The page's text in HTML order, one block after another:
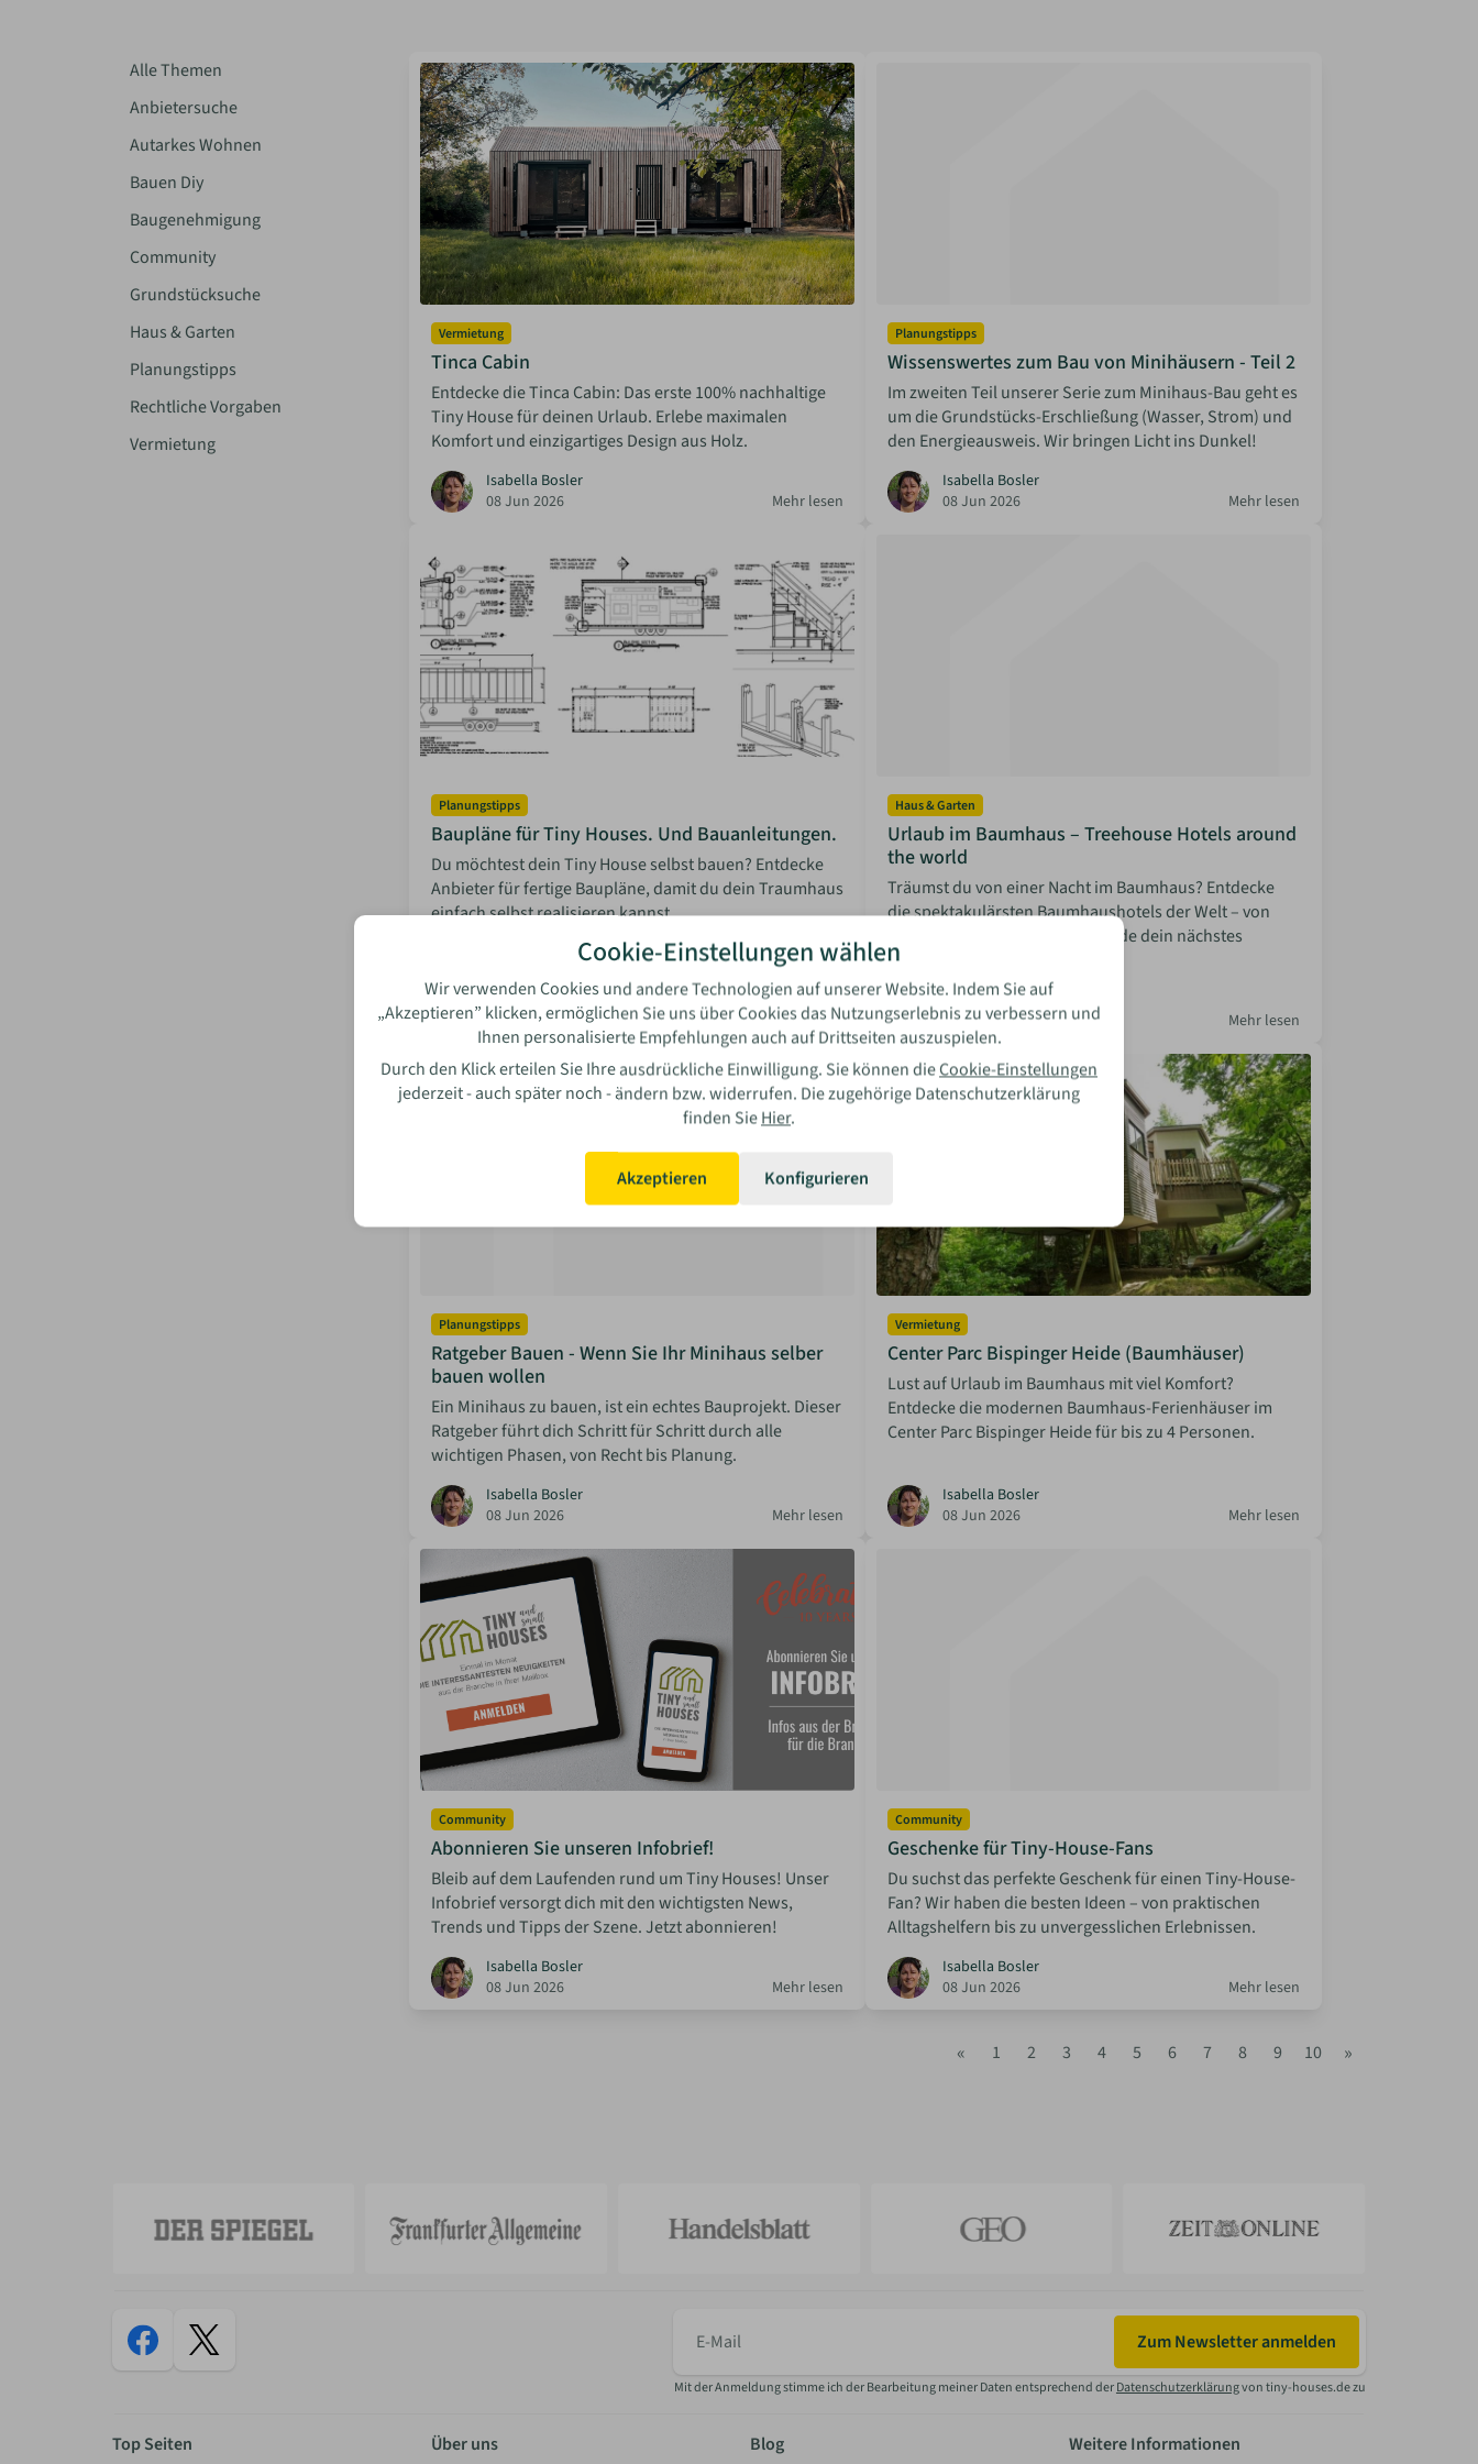
Alle Themen
Anbietersuche
Autarkes Wohnen
Bauen Diy
Baugenehmigung
Community
Grundstücksuche
Haus & Garten
Planungstipps
Rechtliche Vorgaben
Vermietung
Vermietung
Tinca Cabin
Entdecke die Tinca Cabin: Das erste 100% nachhaltige
Tiny House für deinen Urlaub. Erlebe maximalen
Komfort und einzigartiges Design aus Holz.
Isabella Bosler
08 Jun 2026
Mehr lesen
Planungstipps
Wissenswertes zum Bau von Minihäusern - Teil 2
Im zweiten Teil unserer Serie zum Minihaus-Bau geht es
um die Grundstücks-Erschließung (Wasser, Strom) und
den Energieausweis. Wir bringen Licht ins Dunkel!
Isabella Bosler
08 Jun 2026
Mehr lesen
Planungstipps
Baupläne für Tiny Houses. Und Bauanleitungen.
Du möchtest dein Tiny House selbst bauen? Entdecke
Anbieter für fertige Baupläne, damit du dein Traumhaus
einfach selbst realisieren kannst.
Isabella Bosler
08 Jun 2026
Mehr lesen
Haus & Garten
Urlaub im Baumhaus – Treehouse Hotels around
the world
Träumst du von einer Nacht im Baumhaus? Entdecke
die spektakulärsten Baumhaushotels der Welt – von
Deutschland bis Schweden. Finde dein nächstes
Abenteuer!
Isabella Bosler
08 Jun 2026
Mehr lesen
Planungstipps
Ratgeber Bauen - Wenn Sie Ihr Minihaus selber
bauen wollen
Ein Minihaus zu bauen, ist ein echtes Bauprojekt. Dieser
Ratgeber führt dich Schritt für Schritt durch alle
wichtigen Phasen, von Recht bis Planung.
Isabella Bosler
08 Jun 2026
Mehr lesen
Vermietung
Center Parc Bispinger Heide (Baumhäuser)
Lust auf Urlaub im Baumhaus mit viel Komfort?
Entdecke die modernen Baumhaus-Ferienhäuser im
Center Parc Bispinger Heide für bis zu 4 Personen.
Isabella Bosler
08 Jun 2026
Mehr lesen
Community
Abonnieren Sie unseren Infobrief!
Bleib auf dem Laufenden rund um Tiny Houses! Unser
Infobrief versorgt dich mit den wichtigsten News,
Trends und Tipps der Szene. Jetzt abonnieren!
Isabella Bosler
08 Jun 2026
Mehr lesen
Community
Geschenke für Tiny-House-Fans
Du suchst das perfekte Geschenk für einen Tiny-House-
Fan? Wir haben die besten Ideen – von praktischen
Alltagshelfern bis zu unvergesslichen Erlebnissen.
Isabella Bosler
08 Jun 2026
Mehr lesen
« 1 2 3 4 5 6 7 8 9 10 »
Cookie-Einstellungen wählen
Wir verwenden Cookies und andere Technologien auf unserer Website. Indem Sie auf
„Akzeptieren” klicken, ermöglichen Sie uns über Cookies das Nutzungserlebnis zu verbessern und
Ihnen personalisierte Empfehlungen auch auf Drittseiten auszuspielen.
Durch den Klick erteilen Sie Ihre ausdrückliche Einwilligung. Sie können dieCookie-Einstellungen
jederzeit - auch später noch - ändern bzw. widerrufen. Die zugehörige Datenschutzerklärung
finden SieHier.
Akzeptieren Konfigurieren
Mail
Zum Newsletter anmelden
Mit der Anmeldung stimme ich der Bearbeitung meiner Daten entsprechend derDatenschutzerklärungvon tiny-houses.de zu
Top Seiten Über uns Blog Weitere Informationen